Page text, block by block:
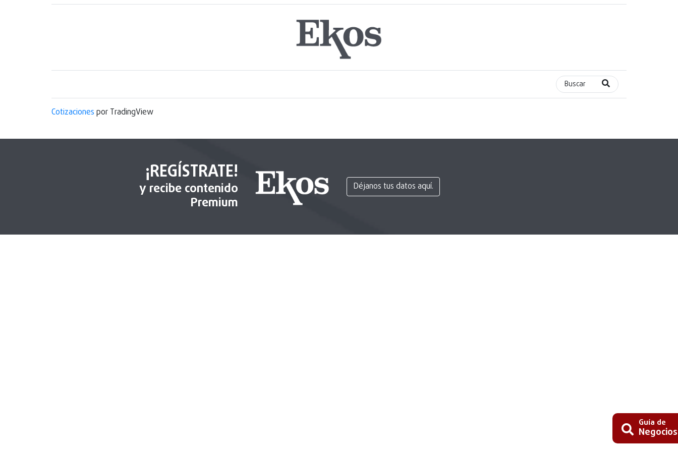
Buscar
Cotizaciones por TradingView
¡REGÍSTRATE!
y recibe contenido
Premium
Déjanos tus datos aquí.
Guía de